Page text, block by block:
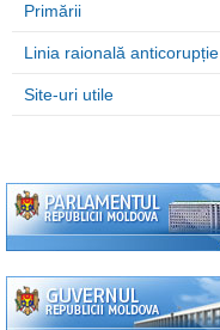
Primării
Linia raională anticorupție
Site-uri utile